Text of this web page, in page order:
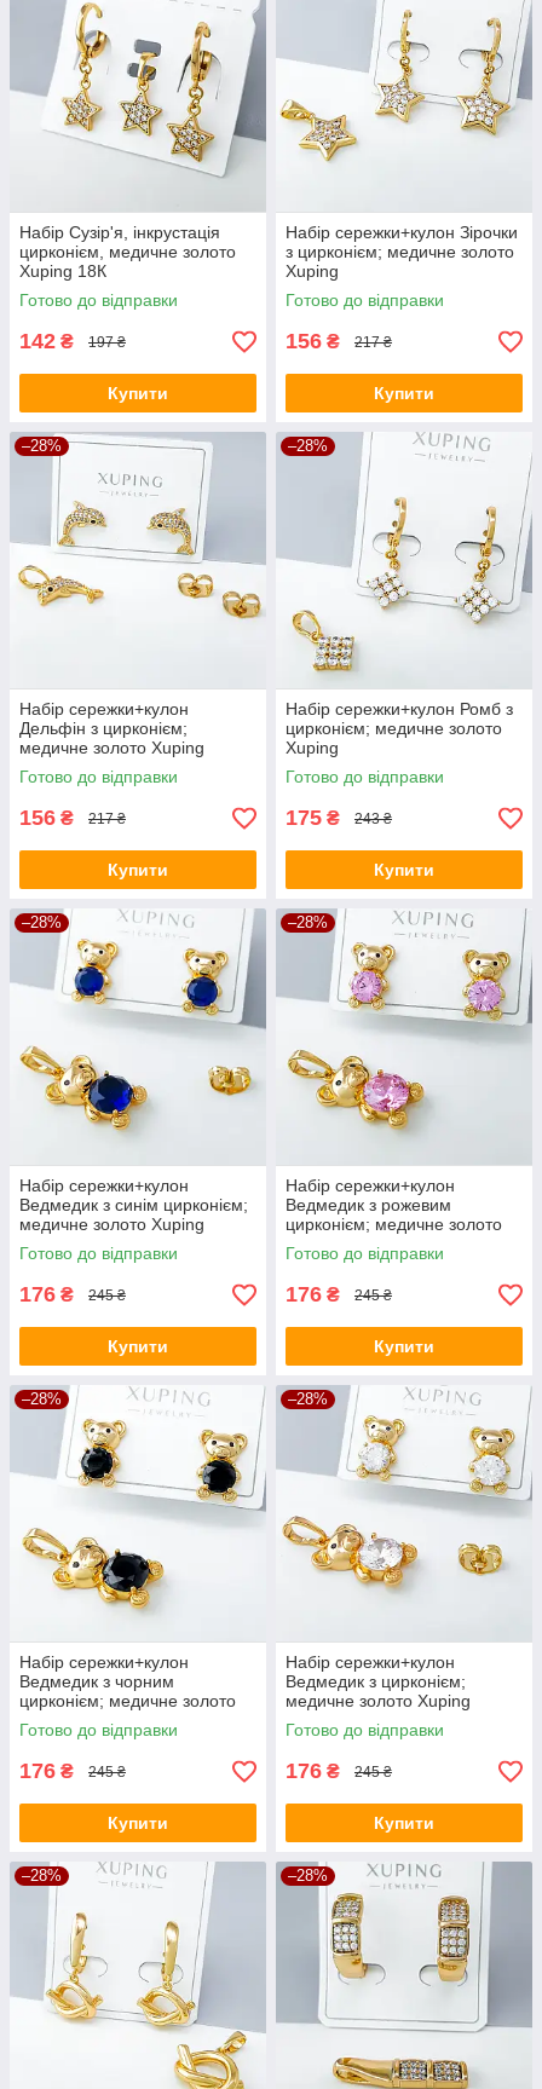
Набір Сузір'я, інкрустація
цирконієм, медичне золото
Xuping 18К
Готово до відправки
142 ₴ 197 ₴
Купити
Набір сережки+кулон Зірочки
з цирконієм; медичне золото
Xuping
Готово до відправки
156 ₴ 217 ₴
Купити
–28%
Набір сережки+кулон
Дельфін з цирконієм;
медичне золото Xuping
Готово до відправки
156 ₴ 217 ₴
Купити
–28%
Набір сережки+кулон Ромб з
цирконієм; медичне золото
Xuping
Готово до відправки
175 ₴ 243 ₴
Купити
–28%
Набір сережки+кулон
Ведмедик з синім цирконієм;
медичне золото Xuping
Готово до відправки
176 ₴ 245 ₴
Купити
–28%
Набір сережки+кулон
Ведмедик з рожевим
цирконієм; медичне золото
Xuping
Готово до відправки
176 ₴ 245 ₴
Купити
–28%
Набір сережки+кулон
Ведмедик з чорним
цирконієм; медичне золото
Xuping
Готово до відправки
176 ₴ 245 ₴
Купити
–28%
Набір сережки+кулон
Ведмедик з цирконієм;
медичне золото Xuping
Готово до відправки
176 ₴ 245 ₴
Купити
–28% –28%